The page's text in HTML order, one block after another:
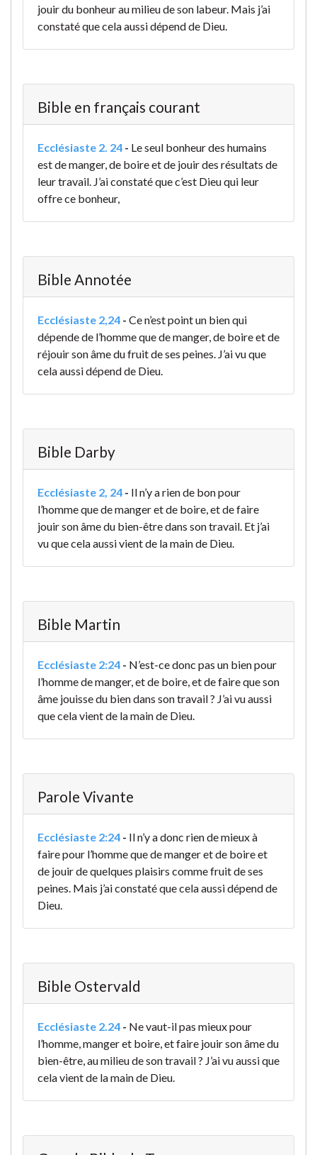
jouir du bonheur au milieu de son labeur. Mais j’ai
constaté que cela aussi dépend de Dieu.
Bible en français courant
Ecclésiaste 2. 24 - Le seul bonheur des humains
est de manger, de boire et de jouir des résultats de
leur travail. J’ai constaté que c’est Dieu qui leur
offre ce bonheur,
Bible Annotée
Ecclésiaste 2,24 - Ce n’est point un bien qui
dépende de l’homme que de manger, de boire et de
réjouir son âme du fruit de ses peines. J’ai vu que
cela aussi dépend de Dieu.
Bible Darby
Ecclésiaste 2, 24 - Il n’y a rien de bon pour
l’homme que de manger et de boire, et de faire
jouir son âme du bien-être dans son travail. Et j’ai
vu que cela aussi vient de la main de Dieu.
Bible Martin
Ecclésiaste 2:24 - N’est-ce donc pas un bien pour
l’homme de manger, et de boire, et de faire que son
âme jouisse du bien dans son travail ? J’ai vu aussi
que cela vient de la main de Dieu.
Parole Vivante
Ecclésiaste 2:24 - Il n’y a donc rien de mieux à
faire pour l’homme que de manger et de boire et
de jouir de quelques plaisirs comme fruit de ses
peines. Mais j’ai constaté que cela aussi dépend de
Dieu.
Bible Ostervald
Ecclésiaste 2.24 - Ne vaut-il pas mieux pour
l’homme, manger et boire, et faire jouir son âme du
bien-être, au milieu de son travail ? J’ai vu aussi que
cela vient de la main de Dieu.